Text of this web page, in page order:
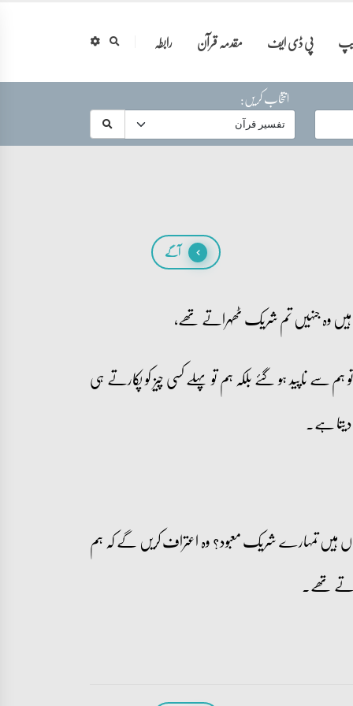
پی ڈی ایف مقدمہ قرآن
رابطہ
انتخاب کریں:
آگے
ہم سے ناپید ہو گئے بلکہ ہم تو پہلے کسی چیز کو پکارتے ہی
دیتا ہے۔
ہیں تمہارے شریک معبود؟ وہ اعتراف کریں گے کہ ہم
تھے۔